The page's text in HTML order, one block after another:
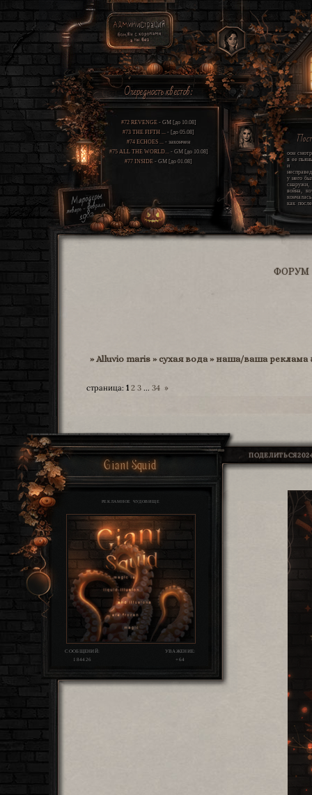
оон
в ее
и
у него
война,
как
свет
шрамы
всю
два
Очередность квестов:
#72 REVENGE - GM [до 10.08]
#73 THE FIFTH ... - [до 05.08]
#74 ECHOES ... - закончен
#75 ALL THE WORLD...- GM [до 10.08]
#77 INSIDE - GM [до 01.08]
ФОРУМ
»Alluvio maris »сухая вода » наша/ваша реклама
страница: 1 2 3 … 34 »
ПОДЕЛИТЬСЯ
Giant Squid
РЕКЛАМНОЕ ЧУДОВИЩЕ
СООБЩЕНИЙ:
184426
УВАЖЕНИЕ:
+64